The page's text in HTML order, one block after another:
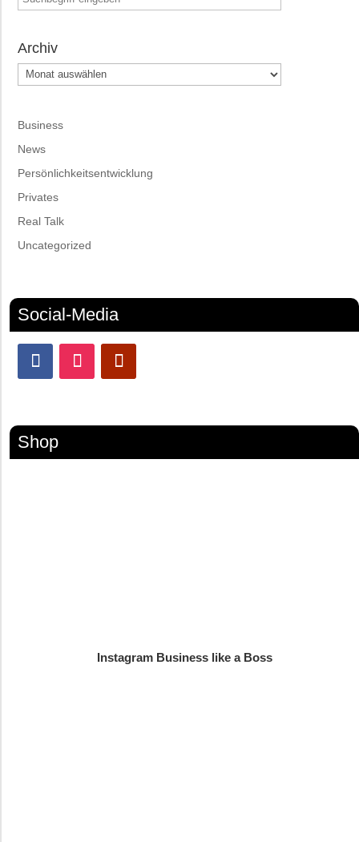
Archiv
Archiv
Business
News
Persönlichkeitsentwicklung
Privates
Real Talk
Uncategorized
Social-Media
Shop
Instagram Business like a Boss